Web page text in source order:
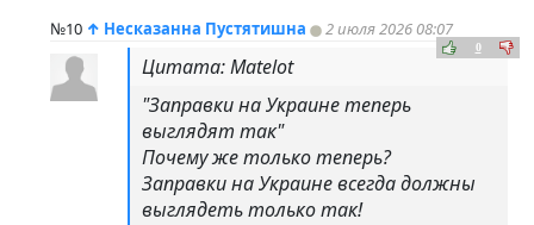
№10 ↑ Несказанна Пустятишна 2 июля 2026 08:07
0
Цитата: Matelot
"Заправки на Украине теперь
выглядят так"
Почему же только теперь?
Заправки на Украине всегда должны
выглядеть только так!